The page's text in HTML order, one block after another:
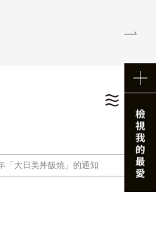
「大日美丼飯燒」的通知